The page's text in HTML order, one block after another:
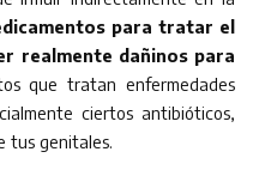
para tratar el
realmente dañinos para
que tratan enfermedades
ciertos antibióticos,
tus genitales.